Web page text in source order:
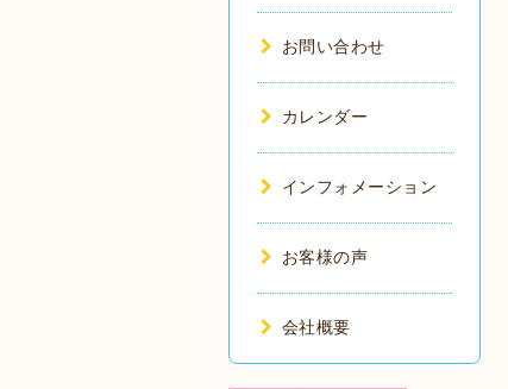
お問い合わせ
カレンダー
インフォメーション
お客様の声
会社概要